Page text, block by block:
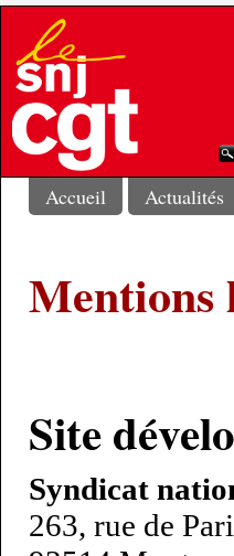
Accueil Actualités
Mentions
Site
Syndicat
263, rue de